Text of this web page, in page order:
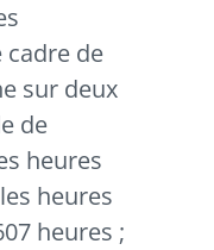
de
sur deux
de
heures
heures
heures ;